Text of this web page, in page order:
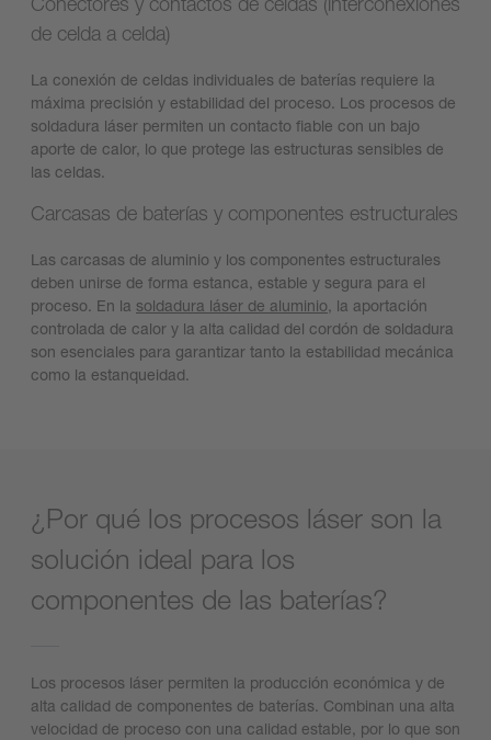
de celda a celda)
La conexión de celdas individuales de baterías requiere la
máxima precisión y estabilidad del proceso. Los procesos de
soldadura láser permiten un contacto fiable con un bajo
aporte de calor, lo que protege las estructuras sensibles de
las celdas.
Carcasas de baterías y componentes estructurales
Las carcasas de aluminio y los componentes estructurales
deben unirse de forma estanca, estable y segura para el
proceso. En la soldadura láser de aluminio , la aportación
controlada de calor y la alta calidad del cordón de soldadura
son esenciales para garantizar tanto la estabilidad mecánica
como la estanqueidad.
¿Por qué los procesos láser son la
solución ideal para los
componentes de las baterías?
Los procesos láser permiten la producción económica y de
alta calidad de componentes de baterías. Combinan una alta
velocidad de proceso con una calidad estable, por lo que son